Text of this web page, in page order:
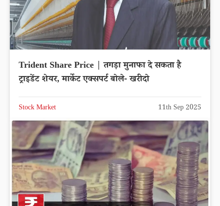
Trident Share Price | तगड़ा मुनाफा दे सकता है
ट्राइडेंट शेयर, मार्केट एक्सपर्ट बोले- खरीदो
Stock Market 11th Sep 2025